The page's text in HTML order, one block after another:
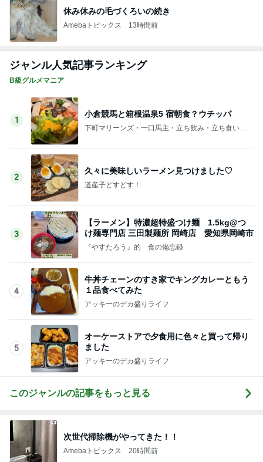
休み休みの毛づくろいの続き
Amebaトピックス 13時間前
ジャンル人気記事ランキング
B級グルメマニア
1
小倉競馬と箱根温泉5 宿朝食？ウチッパ
下町マリーンズ・一口馬主・立ち飲み・立ち食いそ
2
久々に美味しいラーメン見つけました♡
道産子どすどす！
3
【ラーメン】特濃超特盛つけ麺 1.5kg@つ
け麺専門店 三田製麺所 岡崎店 愛知県岡崎市
『やすたろう』的 食の備忘録
4
牛丼チェーンのすき家でキングカレーともう
１品食べてみた
アッキーのデカ盛りライフ
5
オーケーストアで夕食用に色々と買って帰り
ました
アッキーのデカ盛りライフ
このジャンルの記事をもっと見る
次世代掃除機がやってきた！！
Amebaトピックス 20時間前